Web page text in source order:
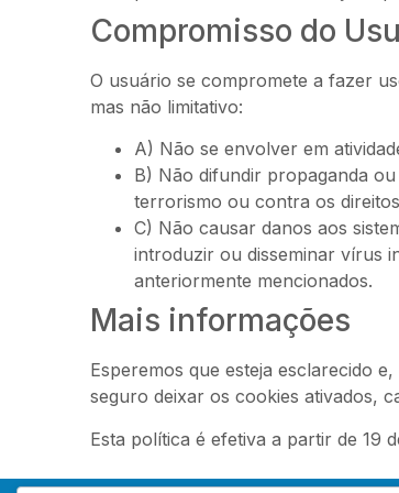
Compromisso do
O usuário se compromete a fazer
mas não limitativo:
A) Não se envolver em
B) Não difundir propaganda
terrorismo ou contra os
C) Não causar danos aos
introduzir ou disseminar vírus
anteriormente mencionados.
Mais informações
Esperemos que esteja esclarecido
seguro deixar os cookies ativados,
Esta política é efetiva a partir de 19